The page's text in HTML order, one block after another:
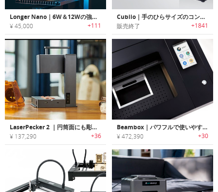
Longer Nano｜6W＆12Wの強力なポータブルレーザー彫刻機
¥ 45,000 +111
Cubiio｜手のひらサイズのコンパクトレーザー彫刻機「キュービオ」
販売終了 +1841
LaserPecker 2 ｜円筒面にも彫り付け可能なハンドヘルドレーザー彫刻機「レーザーペッカー2」
¥ 137,290 +36
Beambox｜パワフルで使いやすいレーザーカッター/彫刻デバイス「ビームボックス」
¥ 472,390 +30